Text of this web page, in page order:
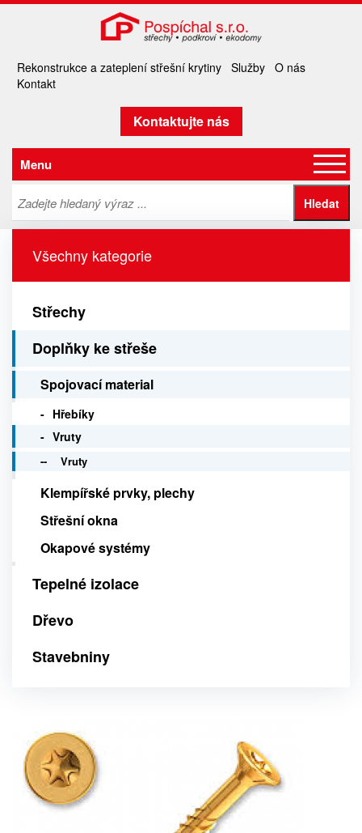
Rekonstrukce a zateplení střešní krytiny Služby O nás
Kontakt
Kontaktujte nás
Menu
Všechny kategorie
Střechy
Doplňky ke střeše
Spojovací material
Hřebíky
Vruty
Vruty
Klempířské prvky, plechy
Střešní okna
Okapové systémy
Tepelné izolace
Dřevo
Stavebniny